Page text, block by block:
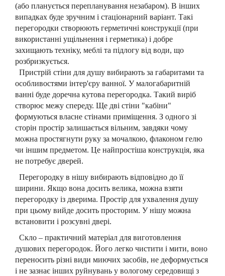
(або планується перепланування незабаром). В інших
випадках буде зручним і стаціонарний варіант. Такі
перегородки створюють герметичні конструкції (при
використанні ущільнення і герметика) і добре
захищають техніку, меблі та підлогу від води, що
розбризкується.
Пристрій стіни для душу вибирають за габаритами та
особливостями інтер'єру ванної. У малогабаритній
ванні буде доречна кутова перегородка. Такий виріб
створює межу спереду. Ще дві стіни "кабіни"
формуються власне стінами приміщення. З одного зі
сторін простір залишається вільним, завдяки чому
можна простягнути руку за мочалкою, флаконом гелю
чи іншим предметом. Це найпростіша конструкція, яка
не потребує дверей.
Перегородку в нішу вибирають відповідно до її
ширини. Якщо вона досить велика, можна взяти
перегородку із дверима. Простір для ухвалення душу
при цьому вийде досить просторим. У нішу можна
встановити і розсувні двері.
Скло – практичний матеріал для виготовлення
душових перегородок. Його легко чистити і мити, воно
переносить різні види миючих засобів, не деформується
і не зазнає інших руйнувань у вологому середовищі з